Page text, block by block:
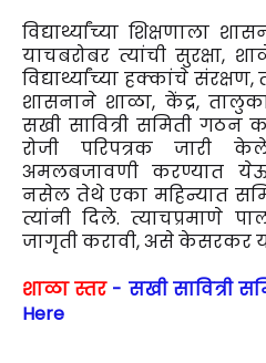
विद्यार्थ्यांच्या शिक्षणाला
याचबरोबर त्यांची सुरक्षा,
विद्यार्थ्यांच्या हक्कांचे
शासनाने शाळा, केंद्र,
सखी सावित्री समिती गठन
रोजी परिपत्रक जारी
अमलबजावणी करण्यात
नसेल तेथे एका महिन्यात
त्यांनी दिले. त्याचप्रमाणे
जागृती करावी, असे केसरकर
शाळा स्तर- सखी सावित्री
Here